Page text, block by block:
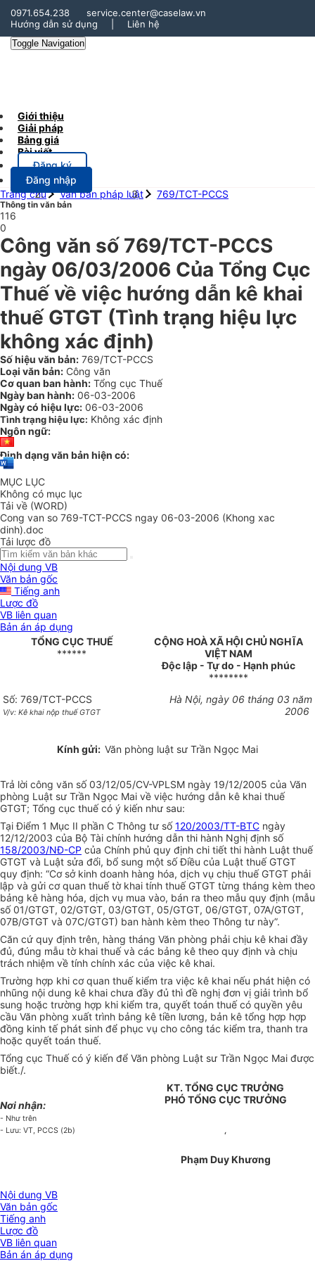
0971.654.238
service.center@caselaw.vn
Hướng dẫn sử dụng
Liên hệ
Toggle Navigation
Giới thiệu
Giải pháp
Bảng giá
Bài viết
Đăng ký
Đăng nhập
Trang chủ
Văn bản pháp luật 769/TCT-PCCS
Thông tin văn bản
116
0
Công văn số 769/TCT-PCCS
ngày 06/03/2006 Của Tổng Cục
Thuế về việc hướng dẫn kê khai
thuế GTGT (Tình trạng hiệu lực
không xác định)
Số hiệu văn bản: 769/TCT-PCCS
Loại văn bản: Công văn
Cơ quan ban hành: Tổng cục Thuế
Ngày ban hành: 06-03-2006
Ngày có hiệu lực: 06-03-2006
Tình trạng hiệu lực: Không xác định
Ngôn ngữ:
Định dạng văn bản hiện có:
MỤC LỤC
Không có mục lục
Tải về (WORD)
Cong van so 769-TCT-PCCS ngay 06-03-2006 (Khong xac
dinh).doc
Tải lược đồ
Nội dung VB
Văn bản gốc
Tiếng anh
Lược đồ
VB liên quan
Bản án áp dụng
TỔNG CỤC THUẾ
******
CỘNG HOÀ XÃ HỘI CHỦ NGHĨA
VIỆT NAM
Độc lập - Tự do - Hạnh phúc
********
Số: 769/TCT-PCCS
V/v: Kê khai nộp thuế GTGT
Hà Nội, ngày 06 tháng 03 năm
2006
Kính gửi: Văn phòng luật sư Trần Ngọc Mai
Trả lời công văn số 03/12/05/CV-VPLSM ngày 19/12/2005 của Văn
phòng Luật sư Trần Ngọc Mai về việc hướng dẫn kê khai thuế
GTGT; Tổng cục thuế có ý kiến như sau:
Tại Điểm 1 Mục II phần C Thông tư số120/2003/TT-BTC ngày
12/12/2003 của Bộ Tài chính hướng dẫn thi hành Nghị định số
158/2003/NĐ-CP của Chính phủ quy định chi tiết thi hành Luật thuế
GTGT và Luật sửa đổi, bổ sung một số Điều của Luật thuế GTGT
quy định: “Cơ sở kinh doanh hàng hóa, dịch vụ chịu thuế GTGT phải
lập và gửi cơ quan thuế tờ khai tính thuế GTGT từng tháng kèm theo
bảng kê hàng hóa, dịch vụ mua vào, bán ra theo mẫu quy định (mẫu
số 01/GTGT, 02/GTGT, 03/GTGT, 05/GTGT, 06/GTGT, 07A/GTGT,
07B/GTGT và 07C/GTGT) ban hành kèm theo Thông tư này”.
Căn cứ quy định trên, hàng tháng Văn phòng phải chịu kê khai đầy
đủ, đúng mẫu tờ khai thuế và các bảng kê theo quy định và chịu
trách nhiệm về tính chính xác của việc kê khai.
Trường hợp khi cơ quan thuế kiểm tra việc kê khai nếu phát hiện có
nhũng nội dung kê khai chưa đầy đủ thì đề nghị đơn vị giải trình bổ
sung hoặc trường hợp khi kiểm tra, quyết toán thuế có quyền yêu
cầu Văn phòng xuất trình bảng kê tiền lương, bản kê tổng hợp hợp
đồng kinh tế phát sinh để phục vụ cho công tác kiểm tra, thanh tra
hoặc quyết toán thuế.
Tổng cục Thuế có ý kiến để Văn phòng Luật sư Trần Ngọc Mai được
biết./.
Nơi nhận:
- Như trên
- Lưu: VT, PCCS (2b)
KT. TỔNG CỤC TRƯỞNG
PHÓ TỔNG CỤC TRƯỞNG
‘
Phạm Duy Khương
Nội dung VB
Văn bản gốc
Tiếng anh
Lược đồ
VB liên quan
Bản án áp dụng